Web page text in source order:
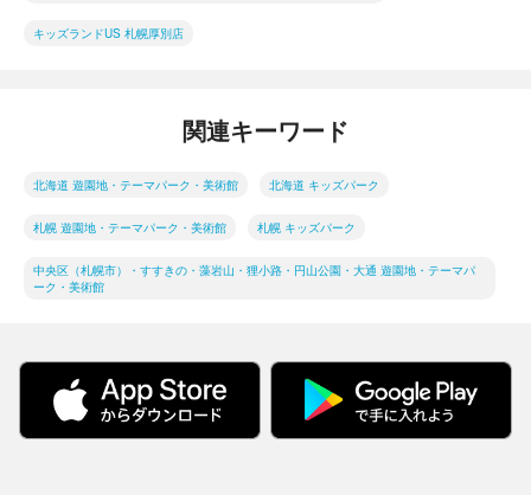
キッズランドUS 札幌厚別店
関連キーワード
北海道 遊園地・テーマパーク・美術館 北海道 キッズパーク
札幌 遊園地・テーマパーク・美術館 札幌 キッズパーク
中央区（札幌市）・すすきの・藻岩山・狸小路・円山公園・大通 遊園地・テーマパ
ーク・美術館